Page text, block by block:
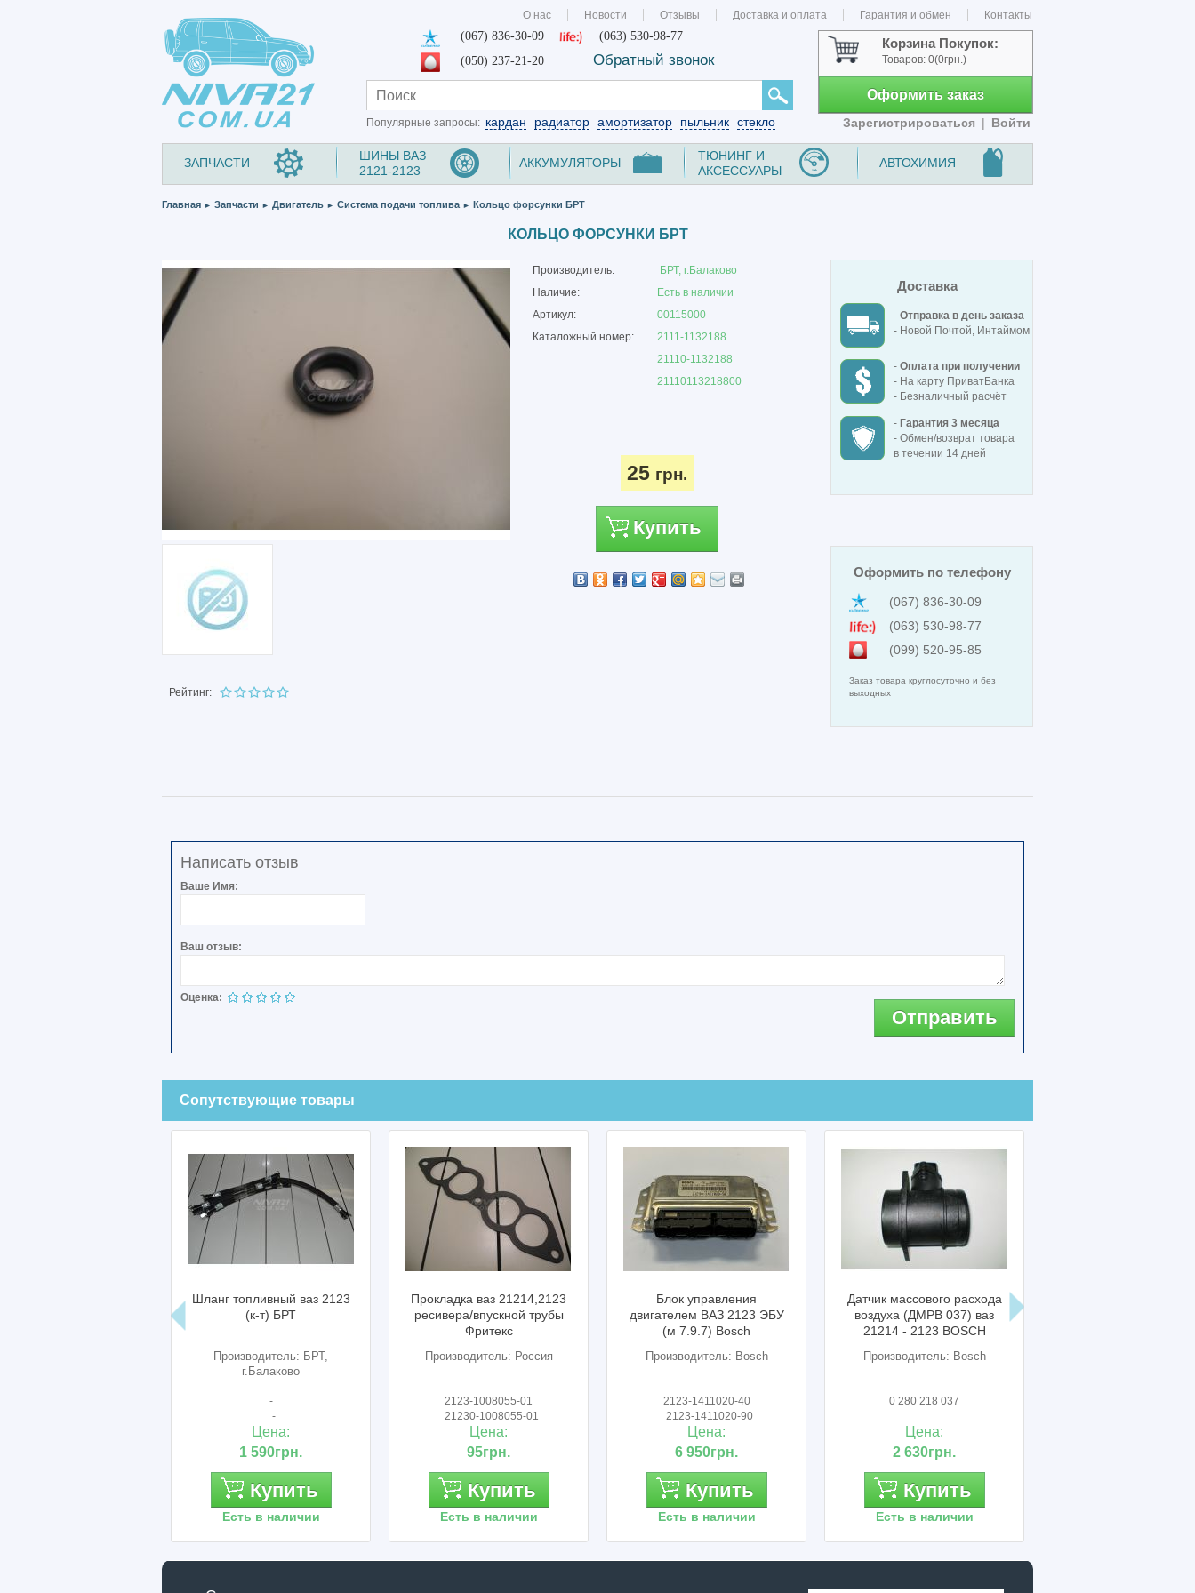
О нас Новости Отзывы Доставка и оплата Гарантия и обмен Контакты
(067) 836-30-09
(063) 530-98-77
(050) 237-21-20
Обратный звонок
Корзина Покупок:
Товаров: 0(0грн.)
Оформить заказ
Зарегистрироваться | Войти
Популярные запросы: кардан радиатор амортизатор пыльник стекло
ЗАПЧАСТИ
ШИНЫ ВАЗ
2121-2123
АККУМУЛЯТОРЫ
ТЮНИНГ И
АКСЕССУАРЫ
АВТОХИМИЯ
Главная ► Запчасти ► Двигатель ► Система подачи топлива ► Кольцо форсунки БРТ
КОЛЬЦО ФОРСУНКИ БРТ
Рейтинг:
Производитель:
БРТ, г.Балаково
Наличие:
Есть в наличии
Артикул:
00115000
Каталожный номер:
2111-1132188
21110-1132188
21110113218800
25 грн.
Купить
Доставка
- Отправка в день заказа
- Новой Почтой, Интаймом
- Оплата при получении
- На карту ПриватБанка
- Безналичный расчёт
- Гарантия 3 месяца
- Обмен/возврат товара
в течении 14 дней
Оформить по телефону
(067) 836-30-09
(063) 530-98-77
(099) 520-95-85
Заказ товара круглосуточно и без
выходных
Написать отзыв
Ваше Имя:
Ваш отзыв:
Оценка:
Отправить
Сопутствующие товары
Шланг топливный ваз 2123
(к-т) БРТ
Производитель: БРТ,
г.Балаково
Цена:
1 590грн.
Купить
Есть в наличии
Прокладка ваз 21214,2123
ресивера/впускной трубы
Фритекс
Производитель: Россия
2123-1008055-01
21230-1008055-01
Цена:
95грн.
Купить
Есть в наличии
Блок управления
двигателем ВАЗ 2123 ЭБУ
(м 7.9.7) Bosch
Производитель: Bosch
2123-1411020-40
2123-1411020-90
Цена:
6 950грн.
Купить
Есть в наличии
Датчик массового расхода
воздуха (ДМРВ 037) ваз
21214 - 2123 BOSCH
Производитель: Bosch
0 280 218 037
Цена:
2 630грн.
Купить
Есть в наличии